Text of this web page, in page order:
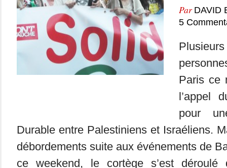
Par DAVID
5
Paris ce
l’appel
pour
Durable entre Palestiniens et Israéliens.
débordements suite aux événements de
ce weekend, le cortège s’est